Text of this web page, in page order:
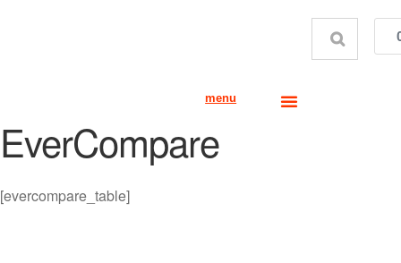
menu
EverCompare
[evercompare_table]